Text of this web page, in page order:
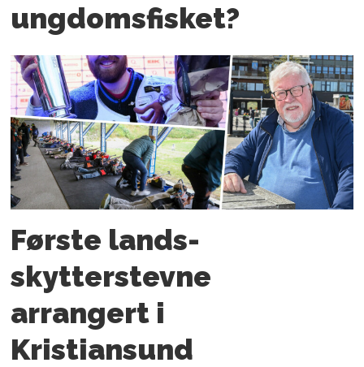
ungdoms­fisket?
Første lands­
skytterstevne
arrangert i
Kristiansund